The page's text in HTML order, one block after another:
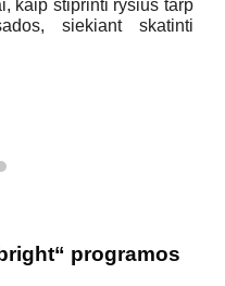
kaip stiprinti ryšius tarp
siekiant skatinti
programos